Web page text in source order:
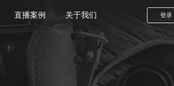
直播案例 关于我们 登录